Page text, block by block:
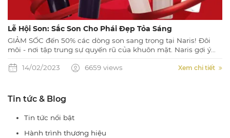
Tin tức & Blog
Tin tức nổi bật
Hành trình thương hiệu
Lễ Hội Son: Sắc Son Cho Phái Đẹp Tỏa Sáng
GIẢM SỐC đến 50% các dòng son sang trọng tại Naris! Đôi
môi - nơi tập trung sự quyến rũ của khuôn mặt. Naris gợi ý
bạn cuốn hút mọi ánh nhìn!! Đừng bỏ lỡ những ưu đãi siêu
14/02/2023 6659 views Xem chi tiết